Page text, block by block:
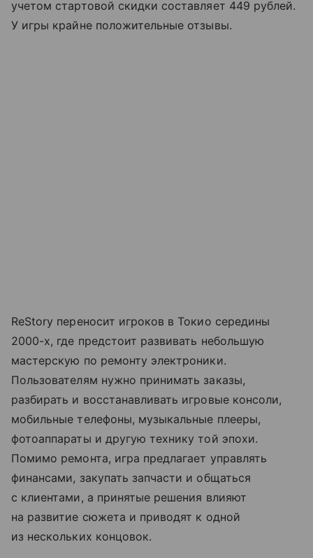
учетом стартовой скидки составляет 449 рублей.
У игры крайне положительные отзывы.
ReStory переносит игроков в Токио середины
2000-х, где предстоит развивать небольшую
мастерскую по ремонту электроники.
Пользователям нужно принимать заказы,
разбирать и восстанавливать игровые консоли,
мобильные телефоны, музыкальные плееры,
фотоаппараты и другую технику той эпохи.
Помимо ремонта, игра предлагает управлять
финансами, закупать запчасти и общаться
с клиентами, а принятые решения влияют
на развитие сюжета и приводят к одной
из нескольких концовок.